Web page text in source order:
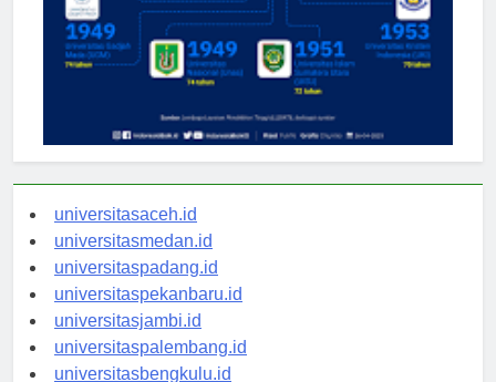
universitasaceh.id
universitasmedan.id
universitaspadang.id
universitaspekanbaru.id
universitasjambi.id
universitaspalembang.id